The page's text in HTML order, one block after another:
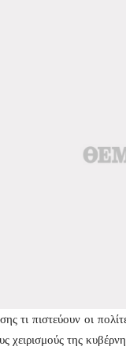
τι πιστεύουν οι
χειρισμούς της